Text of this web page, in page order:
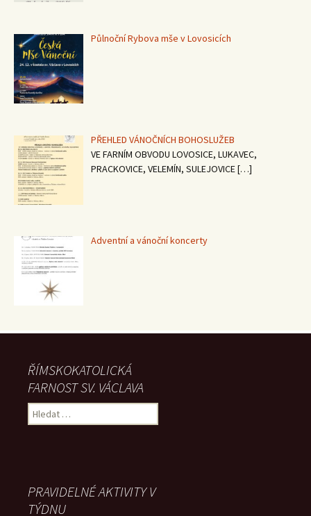
Půlnoční Rybova mše v Lovosicích
PŘEHLED VÁNOČNÍCH BOHOSLUŽEB
VE FARNÍM OBVODU LOVOSICE, LUKAVEC,
PRACKOVICE, VELEMÍN, SULEJOVICE[…]
Adventní a vánoční koncerty
ŘÍMSKOKATOLICKÁ
FARNOST SV. VÁCLAVA
Vyhledávání
PRAVIDELNÉ AKTIVITY V
TÝDNU